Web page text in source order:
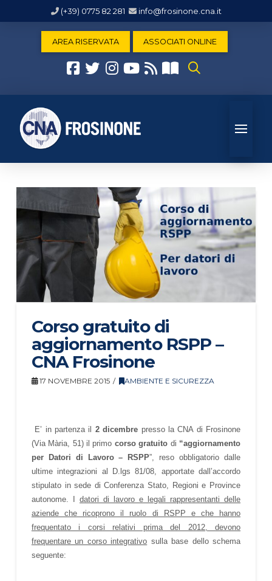
(+39) 0775 82 281 info@frosinone.cna.it
AREA RISERVATA ASSOCIATI ONLINE
Corso gratuito di
aggiornamento RSPP –
CNA Frosinone
17 NOVEMBRE 2015 AMBIENTE E SICUREZZA
E’ in partenza il 2 dicembre presso la CNA di Frosinone
(Via Mària, 51) il primo corso gratuito di “aggiornamento
per Datori di Lavoro – RSPP”, reso obbligatorio dalle
ultime integrazioni al D.lgs 81/08, apportate dall’accordo
stipulato in sede di Conferenza Stato, Regioni e Province
autonome. I datori di lavoro e legali rappresentanti delle
aziende che ricoprono il ruolo di RSPP e che hanno
frequentato i corsi relativi prima del 2012, devono
frequentare un corso integrativo sulla base dello schema
seguente: